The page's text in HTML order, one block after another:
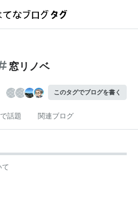
窓リノベ
このタグでブログを書く
話題 関連ブログ